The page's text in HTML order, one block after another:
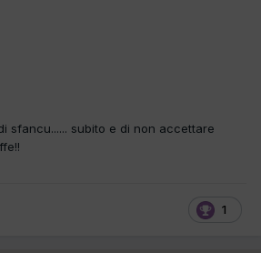
sfancu...... subito e di non accettare
1